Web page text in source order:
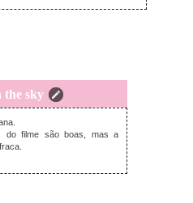
the sky
domingo, junho 28, 2026
do filme são boas, mas a